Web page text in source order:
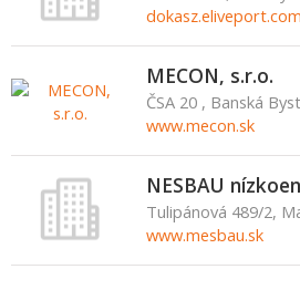
dokasz.eliveport.com
MECON, s.r.o.
ČSA 20 , Banská
www.mecon.sk
Tulipánová 489/2,
www.mesbau.sk